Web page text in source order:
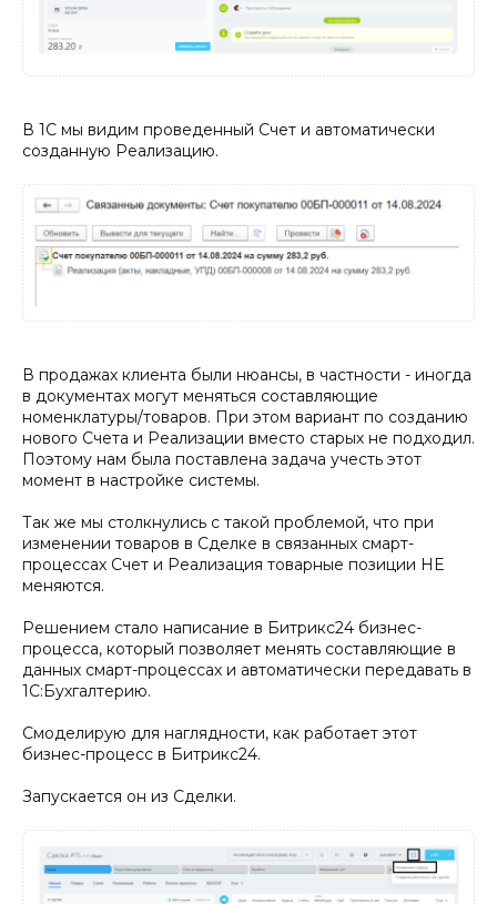
В 1С мы видим проведенный Счет и автоматически
созданную Реализацию.
В продажах клиента были нюансы, в частности - иногда
в документах могут меняться составляющие
номенклатуры/товаров. При этом вариант по созданию
нового Счета и Реализации вместо старых не подходил.
Поэтому нам была поставлена задача учесть этот
момент в настройке системы.
Так же мы столкнулись с такой проблемой, что при
изменении товаров в Сделке в связанных смарт-
процессах Счет и Реализация товарные позиции НЕ
меняются.
Решением стало написание в Битрикс24 бизнес-
процесса, который позволяет менять составляющие в
данных смарт-процессах и автоматически передавать в
1С:Бухгалтерию.
Смоделирую для наглядности, как работает этот
бизнес-процесс в Битрикс24.
Запускается он из Сделки.